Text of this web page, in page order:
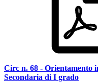
Circ n. 68 - Orientamento
Secondaria di I grado